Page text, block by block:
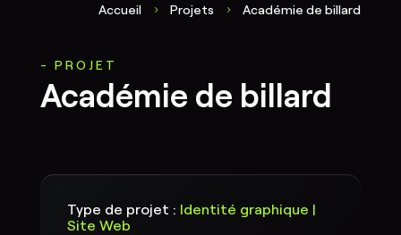
PROJET
Académie de billard
Accueil 5 Projets 5 Académie de billard
Type de projet : Identité graphique |
Site Web